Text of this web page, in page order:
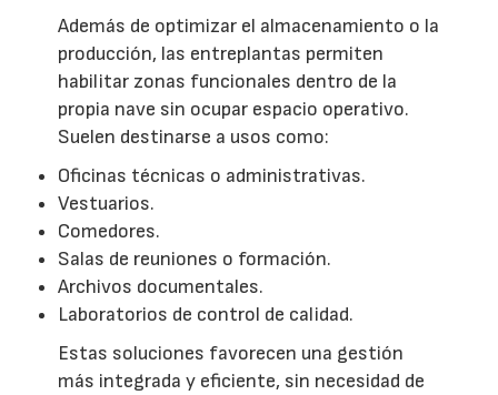
Además de optimizar el almacenamiento o la
producción, las entreplantas permiten
habilitar zonas funcionales dentro de la
propia nave sin ocupar espacio operativo.
Suelen destinarse a usos como:
Oficinas técnicas o administrativas.
Vestuarios.
Comedores.
Salas de reuniones o formación.
Archivos documentales.
Laboratorios de control de calidad.
Estas soluciones favorecen una gestión
más integrada y eficiente, sin necesidad de